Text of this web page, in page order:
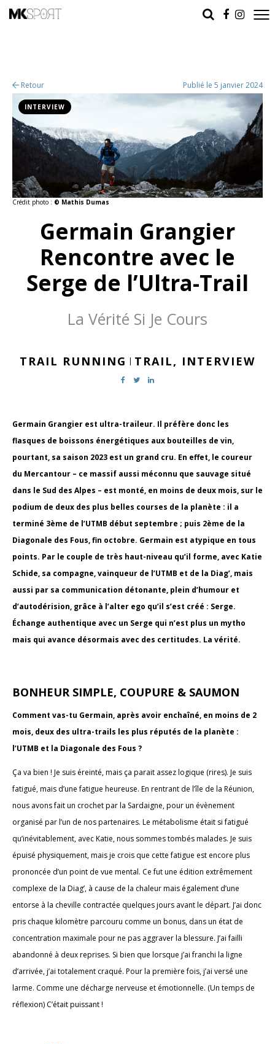
Retour Publié le 5 janvier 2024
Crédit photo : © Mathis Dumas
INTERVIEW
Germain Grangier
Rencontre avec le
Serge de l’Ultra-Trail
La Vérité Si Je Cours
TRAIL RUNNING | TRAIL, INTERVIEW
Germain Grangier est ultra-traileur. Il préfère donc les
flasques de boissons énergétiques aux bouteilles de vin,
pourtant, sa saison 2023 est un grand cru. En effet, le coureur
du Mercantour – ce massif aussi méconnu que sauvage situé
dans le Sud des Alpes – est monté, en moins de deux mois, sur le
podium de deux des plus belles courses de la planète : il a
terminé 3ème de l’UTMB début septembre ; puis 2ème de la
Diagonale des Fous, fin octobre. Germain est atypique en tous
points. Par le couple de très haut-niveau qu’il forme, avec Katie
Schide, sa compagne, vainqueur de l’UTMB et de la Diag’, mais
aussi par sa communication détonante, plein d’humour et
d’autodérision, grâce à l’alter ego qu’il s’est créé : Serge.
Échange authentique avec un Serge qui n’est plus un mytho
mais qui avance désormais avec des certitudes. La vérité.
BONHEUR SIMPLE, COUPURE & SAUMON
Comment vas-tu Germain, après avoir enchaîné, en moins de 2
mois, deux des ultra-trails les plus réputés de la planète :
l’UTMB et la Diagonale des Fous ?
Ça va bien ! Je suis éreinté, mais ça parait assez logique (rires). Je suis
fatigué, mais d’une fatigue heureuse. En rentrant de l’île de la Réunion,
nous avons fait un crochet par la Sardaigne, pour un évènement
organisé par l’un de nos partenaires. Le métabolisme était si fatigué
qu’inévitablement, avec Katie, nous sommes tombés malades. Je suis
épuisé physiquement, mais je crois que cette fatigue est encore plus
prononcée d’un point de vue mental. Ce fut une édition extrêmement
complexe de la Diag’, à cause de la chaleur mais également d’une
entorse à la cheville contractée quelques jours avant le départ. J’ai donc
pris chaque kilomètre parcouru comme un bonus, dans un état de
concentration maximale pour ne pas aggraver la blessure. J’ai failli
abandonné à deux reprises. Si bien que lorsque j’ai franchi la ligne
d’arrivée, j’ai totalement craqué. Pour la première fois, j’ai versé une
larme. Comme une décharge nerveuse et émotionnelle. (Un temps de
réflexion) C’était puissant !